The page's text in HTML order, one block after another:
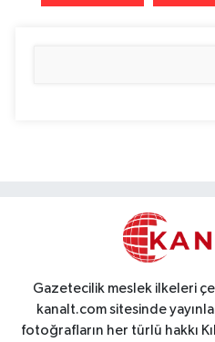
Gazetecilik meslek ilkeleri
kanalt.com sitesinde
fotoğrafların her türlü hakkı